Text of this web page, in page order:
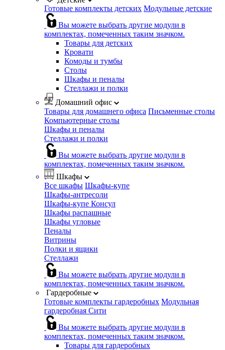
Готовые комплекты детских Модульные детские
Вы можете выбрать другие модули в
комплектах, помеченных таким значком.
Товары для детских
Кровати
Комоды и тумбы
Столы
Шкафы и пеналы
Стеллажи и полки
Домашний офис
Товары для домашнего офиса Письменные столы
Компьютерные столы
Шкафы и пеналы
Стеллажи и полки
Вы можете выбрать другие модули в
комплектах, помеченных таким значком.
Шкафы
Все шкафы Шкафы-купе
Шкафы-антресоли
Шкафы-купе Консул
Шкафы распашные
Шкафы угловые
Пеналы
Витрины
Полки и ящики
Стеллажи
Вы можете выбрать другие модули в
комплектах, помеченных таким значком.
Гардеробные
Готовые комплекты гардеробных Модульная
гардеробная Сити
Вы можете выбрать другие модули в
комплектах, помеченных таким значком.
Товары для гардеробных